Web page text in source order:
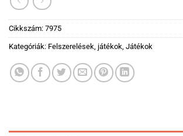
Cikkszám: 7975
Kategóriák: Felszerelések, játékok, Játékok